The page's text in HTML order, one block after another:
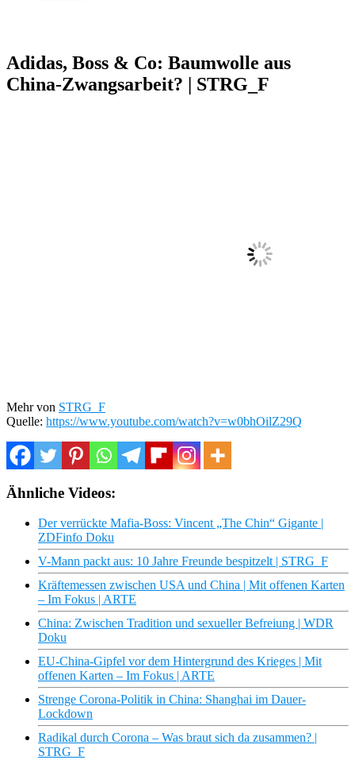
Adidas, Boss & Co: Baumwolle aus
China-Zwangsarbeit? | STRG_F
Mehr von STRG_F
Quelle: https://www.youtube.com/watch?v=w0bhOilZ29Q
Ähnliche Videos:
Der verrückte Mafia-Boss: Vincent „The Chin“ Gigante |
ZDFinfo Doku
V-Mann packt aus: 10 Jahre Freunde bespitzelt | STRG_F
Kräftemessen zwischen USA und China | Mit offenen Karten
– Im Fokus | ARTE
China: Zwischen Tradition und sexueller Befreiung | WDR
Doku
EU-China-Gipfel vor dem Hintergrund des Krieges | Mit
offenen Karten – Im Fokus | ARTE
Strenge Corona-Politik in China: Shanghai im Dauer-
Lockdown
Radikal durch Corona – Was braut sich da zusammen? |
STRG_F